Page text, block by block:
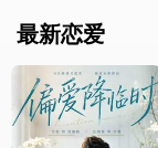
最新恋爱